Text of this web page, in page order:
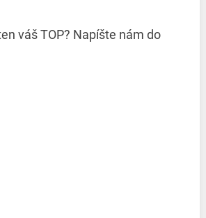
váš TOP? Napíšte nám do